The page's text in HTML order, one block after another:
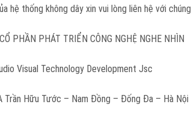
hệ thống không dây xin vui lòng liên hệ với
PHẦN PHÁT TRIỂN CÔNG NGHỆ NGHE NHÌN
Visual Technology Development Jsc
Trần Hữu Tước – Nam Đồng – Đống Đa – Hà Nội